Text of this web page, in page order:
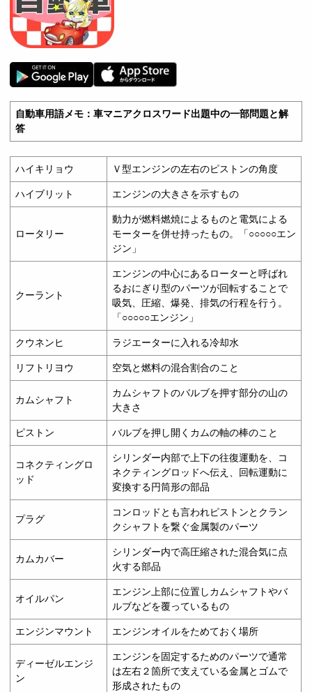
自動車用語メモ：車マニアクロスワード出題中の一部問題と解
答
ハイキリョウ Ｖ型エンジンの左右のピストンの角度
ハイブリット エンジンの大きさを示すもの
ロータリー
動力が燃料燃焼によるものと電気による
モーターを併せ持ったもの。「○○○○○エン
ジン」
クーラント
エンジンの中心にあるローターと呼ばれ
るおにぎり型のパーツが回転することで
吸気、圧縮、爆発、排気の行程を行う。
「○○○○○エンジン」
クウネンヒ ラジエーターに入れる冷却水
リフトリヨウ 空気と燃料の混合割合のこと
カムシャフト
カムシャフトのバルブを押す部分の山の
大きさ
ピストン バルブを押し開くカムの軸の棒のこと
コネクティングロ
ッド
シリンダー内部で上下の往復運動を、コ
ネクティングロッドへ伝え、回転運動に
変換する円筒形の部品
プラグ
コンロッドとも言われピストンとクラン
クシャフトを繋ぐ金属製のパーツ
カムカバー
シリンダー内で高圧縮された混合気に点
火する部品
オイルパン
エンジン上部に位置しカムシャフトやバ
ルブなどを覆っているもの
エンジンマウント エンジンオイルをためておく場所
ディーゼルエンジ
ン
エンジンを固定するためのパーツで通常
は左右２箇所で支えている金属とゴムで
形成されたもの